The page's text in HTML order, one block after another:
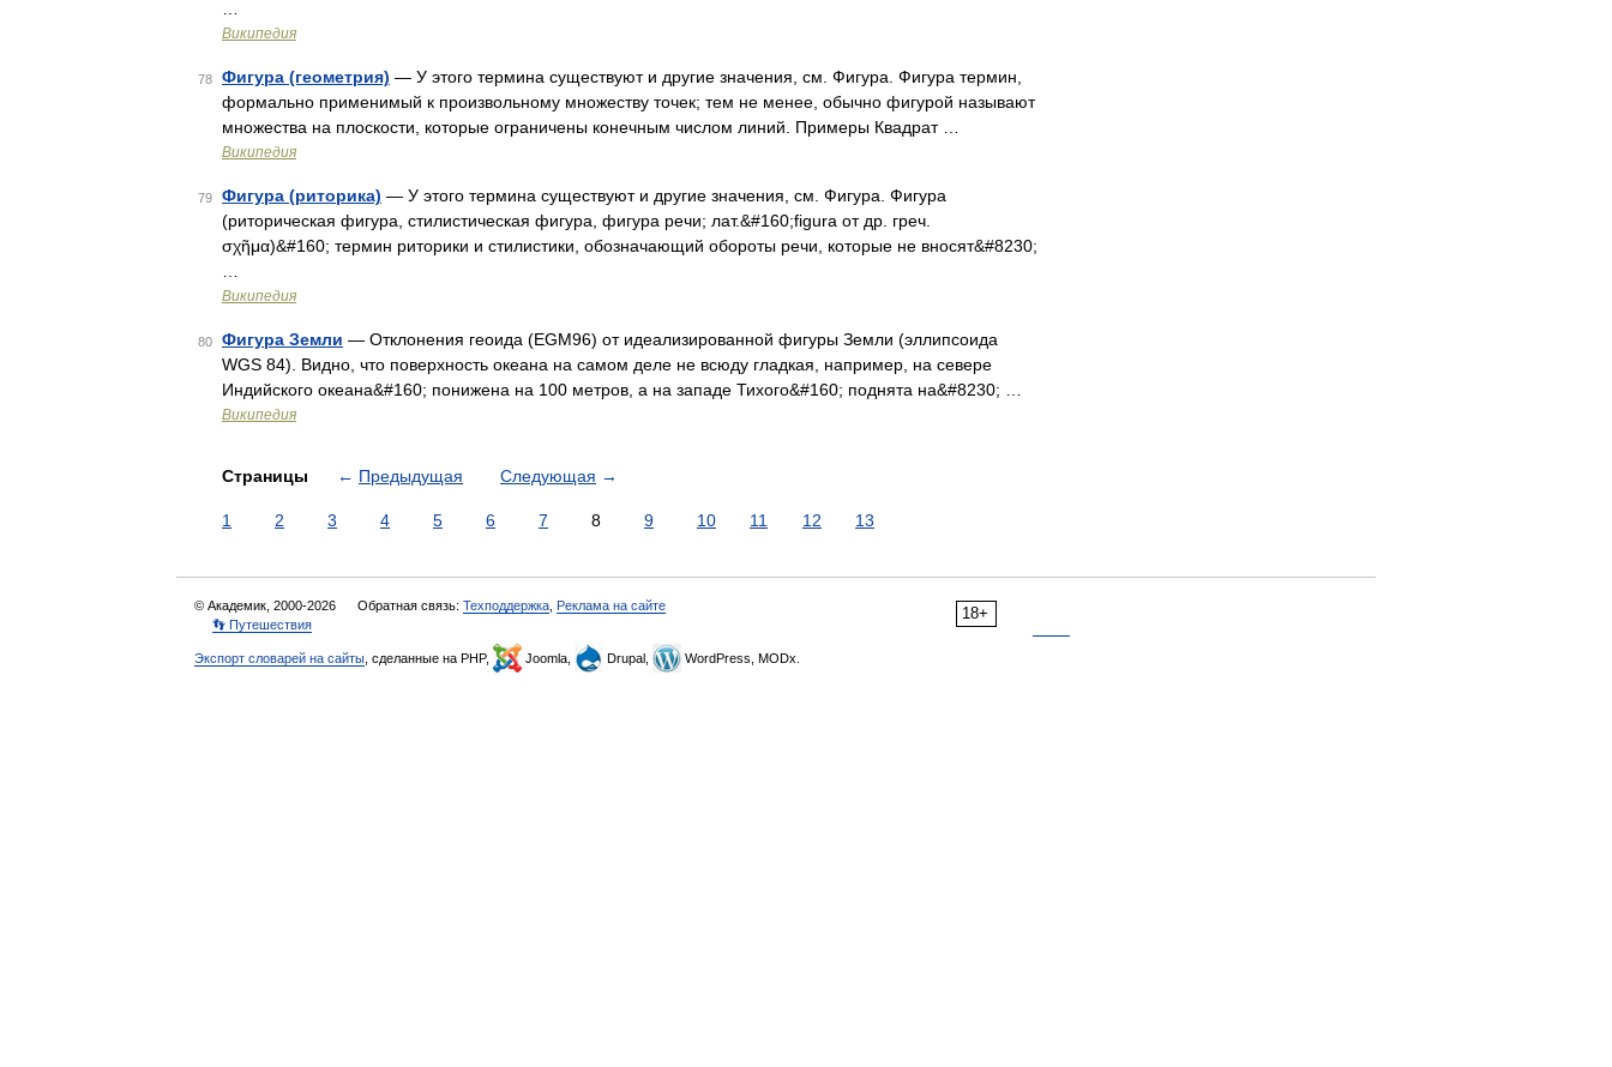
Википедия
78 Фигура (геометрия) — У этого термина существуют и другие значения, см. Фигура. Фигура термин,
формально применимый к произвольному множеству точек; тем не менее, обычно фигурой называют
множества на плоскости, которые ограничены конечным числом линий. Примеры Квадрат …
Википедия
79 Фигура (риторика) — У этого термина существуют и другие значения, см. Фигура. Фигура
(риторическая фигура, стилистическая фигура, фигура речи; лат.&#160;figura от др. греч.
σχῆμα)&#160; термин риторики и стилистики, обозначающий обороты речи, которые не вносят&#8230;
Википедия
80 Фигура Земли — Отклонения геоида (EGM96) от идеализированной фигуры Земли (эллипсоида
WGS 84). Видно, что поверхность океана на самом деле не всюду гладкая, например, на севере
Индийского океана&#160; понижена на 100 метров, а на западе Тихого&#160; поднята на&#8230; …
Википедия
Страницы ← Предыдущая Следующая →
1 2 3 4 5 6 7 8 9 10 11 12 13
18+
© Академик, 2000-2026 Обратная связь: Техподдержка Реклама на сайте
👣 Путешествия
Экспорт словарей на сайты , сделанные на PHP, Joomla, Drupal, WordPress, MODx.